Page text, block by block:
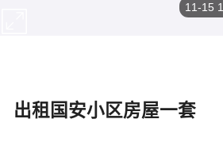
出租国安小区房屋一套
11-15